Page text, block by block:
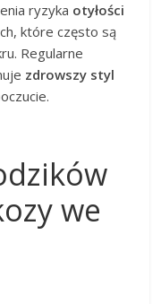
ryzyka otyłości
które często są
Regularne
zdrowszy styl
we